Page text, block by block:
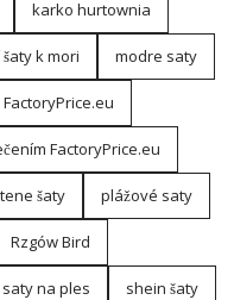
karko hurtownia
k mori modre saty
FactoryPrice.eu
šaty plážové saty
Rzgów Bird
saty na ples shein šaty